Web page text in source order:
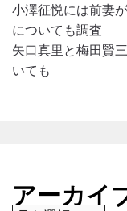
小澤征悦には前妻
についても調査
矢口真里と梅田賢
いても
アーカイ